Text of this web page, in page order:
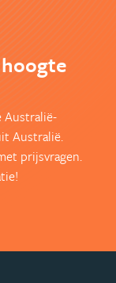
Australië-
Australië.
prijsvragen.